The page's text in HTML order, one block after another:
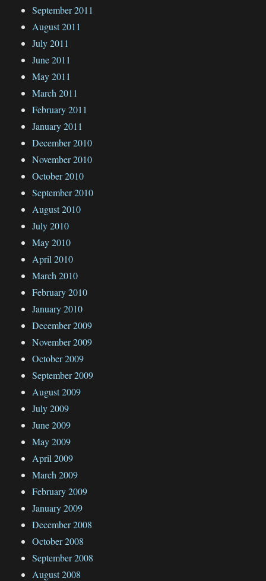
September 2011
August 2011
July 2011
June 2011
May 2011
March 2011
February 2011
January 2011
December 2010
November 2010
October 2010
September 2010
August 2010
July 2010
May 2010
April 2010
March 2010
February 2010
January 2010
December 2009
November 2009
October 2009
September 2009
August 2009
July 2009
June 2009
May 2009
April 2009
March 2009
February 2009
January 2009
December 2008
October 2008
September 2008
August 2008